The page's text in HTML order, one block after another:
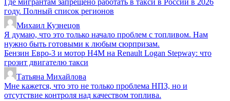
году. Полный список регионов
Михаил Кузнецов
Я думаю, что это только начало проблем с топливом. Нам
нужно быть готовыми к любым сюрпризам.
Бензин Евро-3 и мотор H4M на Renault Logan Stepway: что
грозит двигателю такси
Татьяна Михайлова
Мне кажется, что это не только проблема НПЗ, но и
отсутствие контроля над качеством топлива.